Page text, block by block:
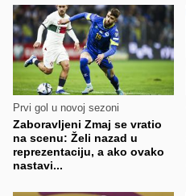
Prvi gol u novoj sezoni
Zaboravljeni Zmaj se vratio
na scenu: Želi nazad u
reprezentaciju, a ako ovako
nastavi...